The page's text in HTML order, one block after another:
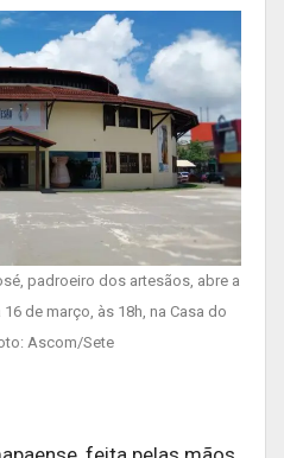
padroeiro dos artesãos, abre a
de março, às 18h, na Casa do
Ascom/Sete